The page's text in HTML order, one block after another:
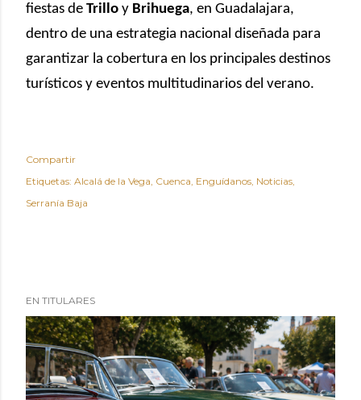
fiestas de Trillo y Brihuega, en Guadalajara,
dentro de una estrategia nacional diseñada para
garantizar la cobertura en los principales destinos
turísticos y eventos multitudinarios del verano.
Compartir
Etiquetas: Alcalá de la Vega Cuenca Enguídanos Noticias
Serranía Baja
EN TITULARES